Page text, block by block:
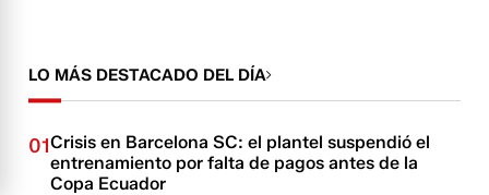
LO MÁS DESTACADO DEL DÍA
01Crisis en Barcelona SC: el plantel suspendió el
entrenamiento por falta de pagos antes de la
Copa Ecuador